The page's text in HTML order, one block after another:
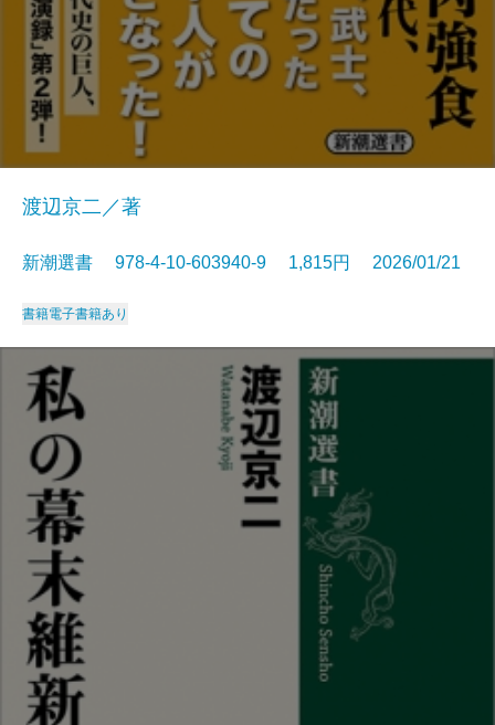
渡辺京二／著
新潮選書 978-4-10-603940-9 1,815円 2026/01/21
書籍電子書籍あり